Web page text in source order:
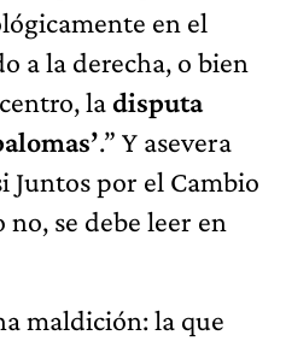
en el
a la derecha, o bien
ladisputa
.” Y asevera
Juntos por el Cambio
se debe leer en
maldición: la que